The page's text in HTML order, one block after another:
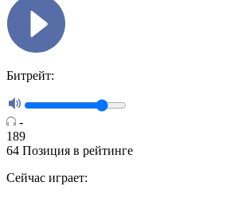
Битрейт:
-
189
64 Позиция в рейтинге
Сейчас играет: